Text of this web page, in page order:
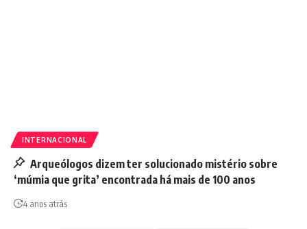
INTERNACIONAL
Arqueólogos dizem ter solucionado mistério sobre
‘múmia que grita’ encontrada há mais de 100 anos
4 anos atrás